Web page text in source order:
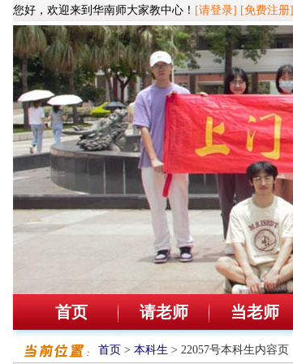
您好，欢迎来到华南师大家教中心！ [请登录] [免费注册]
首页 请老师 当老师
首页 > 本科生 > 22057号本科生内容页